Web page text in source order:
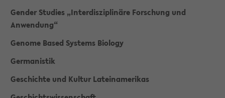
Gender Studies „Interdisziplinäre Forschung und
Anwendung“
Genome Based Systems Biology
Germanistik
Geschichte und Kultur Lateinamerikas